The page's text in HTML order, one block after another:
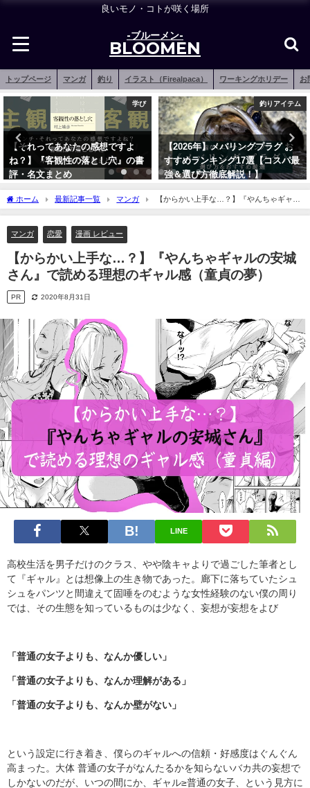
良いモノ・コトが咲く場所
-ブルーメン-
BLOOMEN
トップページ マンガ 釣り イラスト（Firealpaca） ワーキングホリデー お
釣りアイテム
【2026年】メバリングプラグ お
すすめランキング17選【コスパ最
強＆選び方徹底解説！】
釣りアイテム
【2026年】メバリング特化ワーム
おすすめランキング17選【基本中
の基本！】
ホーム 最新記事一覧 マンガ
【からかい上手な…？】『やんちゃギャル
の安城さん』で読める理想のギャル感（童貞の夢）
マンガ 恋愛 漫画 レビュー
【からかい上手な…？】『やんちゃギャルの安城
さん』で読める理想のギャル感（童貞の夢）
PR 2020年8月31日
LINE
高校生活を男子だけのクラス、やや陰キャよりで過ごした筆者とし
て『ギャル』とは想像上の生き物であった。廊下に落ちていたシュ
シュをパンツと間違えて固唾をのむような女性経験のない僕の周り
では、その生態を知っているものは少なく、妄想が妄想をよび
「普通の女子よりも、なんか優しい」
「普通の女子よりも、なんか理解がある」
「普通の女子よりも、なんか壁がない」
という設定に行き着き、僕らのギャルへの信頼・好感度はぐんぐん
高まった。大体 普通の女子がなんたるかを知らないバカ共の妄想で
しかないのだが、いつの間にか、ギャル≥普通の女子、という見方に